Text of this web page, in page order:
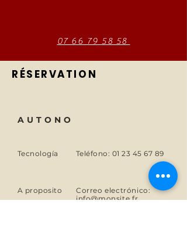
07 66 79 58 58
RÉSERVATION
AUTONO
Tecnología Teléfono: 01 23 45 67 89
A proposito
Correo electrónico:
info@monsite.fr